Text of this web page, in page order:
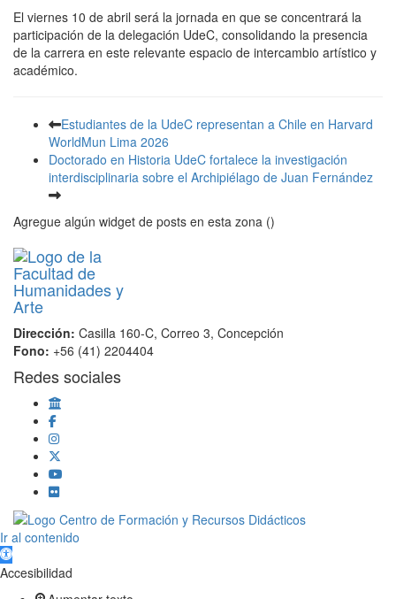
El viernes 10 de abril será la jornada en que se concentrará la
participación de la delegación UdeC, consolidando la presencia
de la carrera en este relevante espacio de intercambio artístico y
académico.
Estudiantes de la UdeC representan a Chile en Harvard
WorldMun Lima 2026
Doctorado en Historia UdeC fortalece la investigación
interdisciplinaria sobre el Archipiélago de Juan Fernández
Agregue algún widget de posts en esta zona ()
Dirección: Casilla 160-C, Correo 3, Concepción
Fono: +56 (41) 2204404
Redes sociales
Scroll
Up
Ir al contenido
Abrir barra de herramientas
Accesibilidad